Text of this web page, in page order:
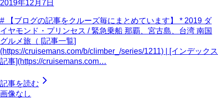
2019年12月7日
# 【ブログの記事をクルーズ毎にまとめています】 * 2019 ダ
イヤモンド・プリンセス / 緊急乗船 那覇、宮古島、台湾 南国
グルメ旅（ [記事一覧]
(https://cruisemans.com/b/climber_/series/1211) | [インデックス
記事](https://cruisemans.com…
記事を読む
画像なし